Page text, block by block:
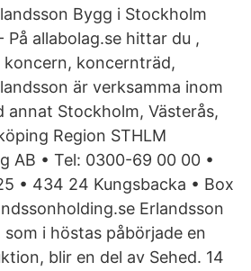
Bygg i Stockholm
allabolag.se hittar du ,
koncernträd,
är verksamma inom
annat Stockholm, Västerås,
Region STHLM
AB • Tel: 0300-69 00 00 •
• 434 24 Kungsbacka • Box
Erlandsson
i höstas påbörjade en
blir en del av Sehed. 14